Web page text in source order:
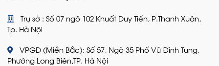
Trụ sở : Số 07 ngõ 102 Khuất Duy Tiến, P.Thanh Xuân,
Tp. Hà Nội
VPGD (Miền Bắc): Số 57, Ngõ 35 Phố Vũ Đình Tụng,
Phường Long Biên,TP. Hà Nội